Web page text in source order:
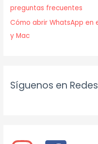
preguntas frecuentes
Cómo abrir WhatsApp en
y Mac
Síguenos en